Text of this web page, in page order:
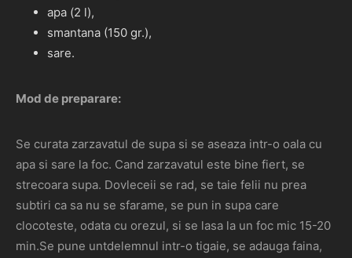
apa (2 l),
smantana (150 gr.),
sare.
Mod de preparare:
Se curata zarzavatul de supa si se aseaza intr-o oala cu
apa si sare la foc. Cand zarzavatul este bine fiert, se
strecoara supa. Dovleceii se rad, se taie felii nu prea
subtiri ca sa nu se sfarame, se pun in supa care
clocoteste, odata cu orezul, si se lasa la un foc mic 15-20
min.Se pune untdelemnul intr-o tigaie, se adauga faina,